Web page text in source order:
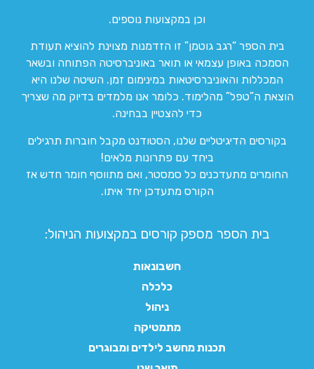
וכן במקצועות נוספים.
בית הספר “רגב גוטמן” זו הזדמנות מצוינת להוציא תעודת
הסמכה באופן עצמאי או תואר באוניברסיטה הפתוחה ובשאר
המכללות והאוניברסיטאות במינימום זמן. השיטה שלנו היא
הוצאת ה”טפל” מהלימוד. כלומר אנו מלמדים בדיוק מה שצריך
כדי להצטיין בבחינה.
בקורסים הדיגיטליים שלנו, הסטודנט מקבל חוברות תרגילים
ביחד עם פתרונות מלאים!
החומרים מתעדכנים כל סמסטר, ואם מתווסף חומר חדש אז
הקורס מתעדכן יחד איתו.
בית הספר מספק קורסים במקצועות הניהול:
חשבונאות
כלכלה
ניהול
מתמטיקה
תכנות מחשב לילדים ומבוגרים